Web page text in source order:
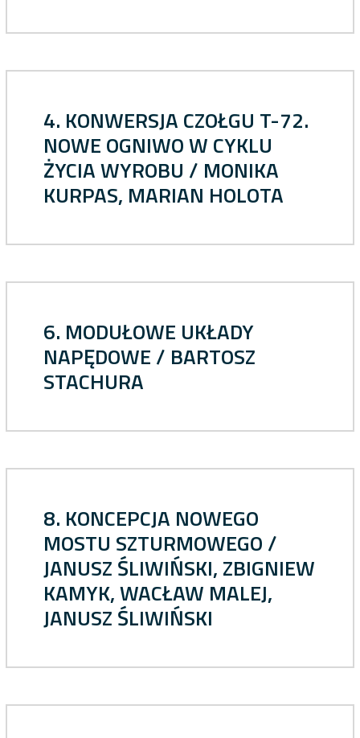
4. KONWERSJA CZOŁGU T-72.
NOWE OGNIWO W CYKLU
ŻYCIA WYROBU / MONIKA
KURPAS, MARIAN HOLOTA
6. MODUŁOWE UKŁADY
NAPĘDOWE / BARTOSZ
STACHURA
8. KONCEPCJA NOWEGO
MOSTU SZTURMOWEGO /
JANUSZ ŚLIWIŃSKI, ZBIGNIEW
KAMYK, WACŁAW MALEJ,
JANUSZ ŚLIWIŃSKI